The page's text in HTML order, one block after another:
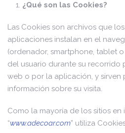
¿Qué son las Cookies?
Las Cookies son archivos que
aplicaciones instalan en el
(ordenador, smartphone, tablet
del usuario durante su recorrido
web o por la aplicación, y sirven
información sobre su visita.
Como la mayoría de los sitios en
“www.adecoar.com” utiliza